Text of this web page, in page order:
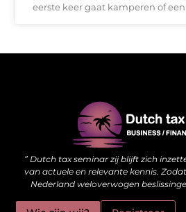
eerste keer gaat kamperen of een
” Dutch tax seminar zij blijft zich
van actuele en relevante kennis.
Nederland weloverwogen